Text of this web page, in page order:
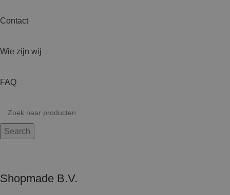
Contact
Wie zijn wij
FAQ
Search
Shopmade B.V.